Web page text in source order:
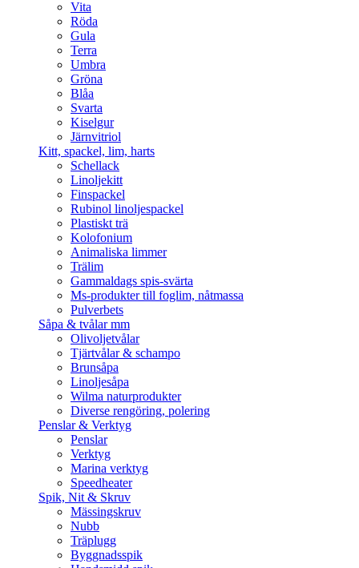
Vita
Röda
Gula
Terra
Umbra
Gröna
Blåa
Svarta
Kiselgur
Järnvitriol
Kitt, spackel, lim, harts
Schellack
Linoljekitt
Finspackel
Rubinol linoljespackel
Plastiskt trä
Kolofonium
Animaliska limmer
Trälim
Gammaldags spis-svärta
Ms-produkter till foglim, nåtmassa
Pulverbets
Såpa & tvålar mm
Olivoljetvålar
Tjärtvålar & schampo
Brunsåpa
Linoljesåpa
Wilma naturprodukter
Diverse rengöring, polering
Penslar & Verktyg
Penslar
Verktyg
Marina verktyg
Speedheater
Spik, Nit & Skruv
Mässingskruv
Nubb
Träplugg
Byggnadsspik